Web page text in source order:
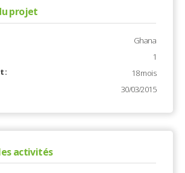
projet
Ghana
1
:
18 mois
30/03/2015
activités